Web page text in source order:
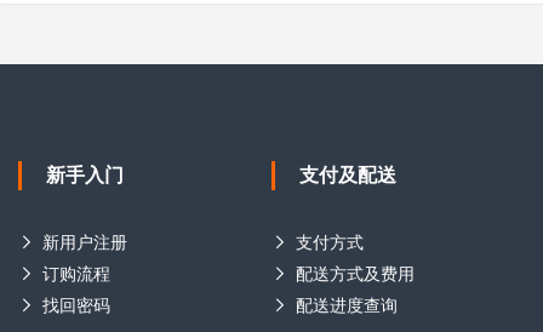
新手入门
新用户注册
订购流程
找回密码
支付及配送
支付方式
配送方式及费用
配送进度查询